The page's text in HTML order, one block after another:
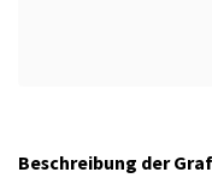
Beschreibung der